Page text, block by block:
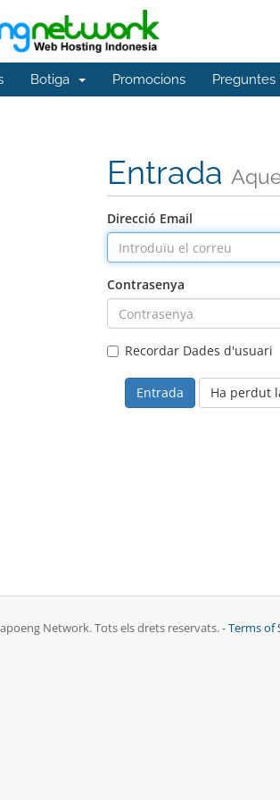
Botiga Promocions Preguntes
Entrada
Direcció Email
Contrasenya
Recordar Dades d'usuari
Ha perdut
Network. Tots els drets reservats. -Terms of